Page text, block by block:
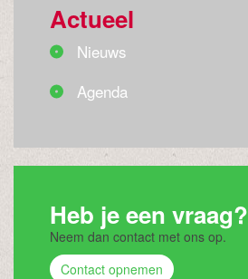
Actueel
Nieuws
Agenda
Heb je een vraag?
Neem dan contact met ons op.
Contact opnemen